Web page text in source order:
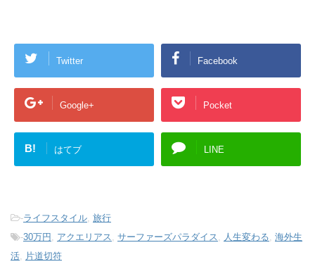
Twitter Facebook
Google+ Pocket
B! はてブ LINE
-ライフスタイル, 旅行
-30万円 , アクエリアス, サーファーズパラダイス, 人生変わる, 海外生
活, 片道切符